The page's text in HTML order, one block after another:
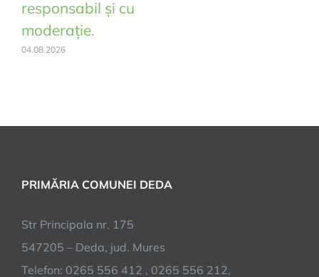
responsabil și cu
moderație.
04.08.2026
PRIMĂRIA COMUNEI DEDA
Str Principala nr. 175
547205 – Deda, jud. Mures
Telefon: 0265 556 412 , 0265 556 212,